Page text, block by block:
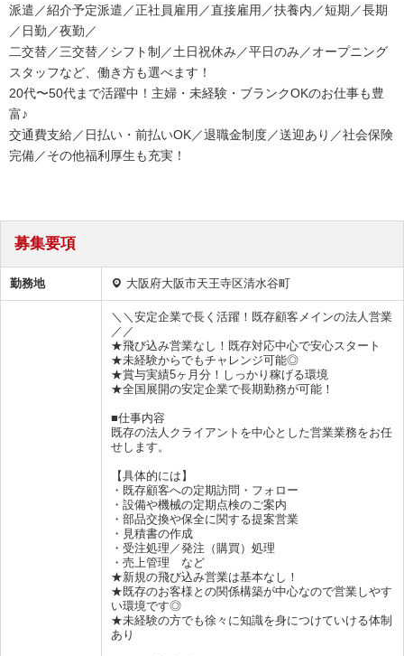
派遣／紹介予定派遣／正社員雇用／直接雇用／扶養内／短期／長期
／日勤／夜勤／
二交替／三交替／シフト制／土日祝休み／平日のみ／オープニング
スタッフなど、働き方も選べます！
20代〜50代まで活躍中！主婦・未経験・ブランクOKのお仕事も豊
富♪
交通費支給／日払い・前払いOK／退職金制度／送迎あり／社会保険
完備／その他福利厚生も充実！
募集要項
勤務地 大阪府大阪市天王寺区清水谷町
＼＼安定企業で長く活躍！既存顧客メインの法人営業
／／
★飛び込み営業なし！既存対応中心で安心スタート
★未経験からでもチャレンジ可能◎
★賞与実績5ヶ月分！しっかり稼げる環境
★全国展開の安定企業で長期勤務が可能！
■仕事内容
既存の法人クライアントを中心とした営業業務をお任
せします。
【具体的には】
・既存顧客への定期訪問・フォロー
・設備や機械の定期点検のご案内
・部品交換や保全に関する提案営業
・見積書の作成
・受注処理／発注（購買）処理
・売上管理 など
★新規の飛び込み営業は基本なし！
★既存のお客様との関係構築が中心なので営業しやす
い環境です◎
★未経験の方でも徐々に知識を身につけていける体制
あり